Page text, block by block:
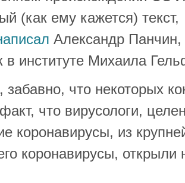
(как ему кажется) текст,
Александр
в институте Михаила
забавно, что некоторых
что вирусологи,
коронавирусы, из
коронавирусы, открыли